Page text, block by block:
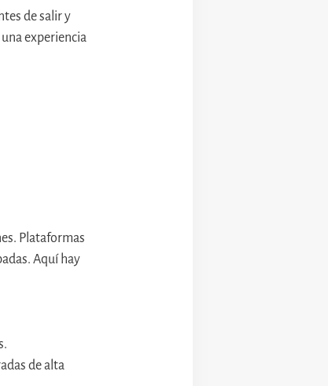
de salir y
experiencia
Plataformas
Aquí hay
de alta